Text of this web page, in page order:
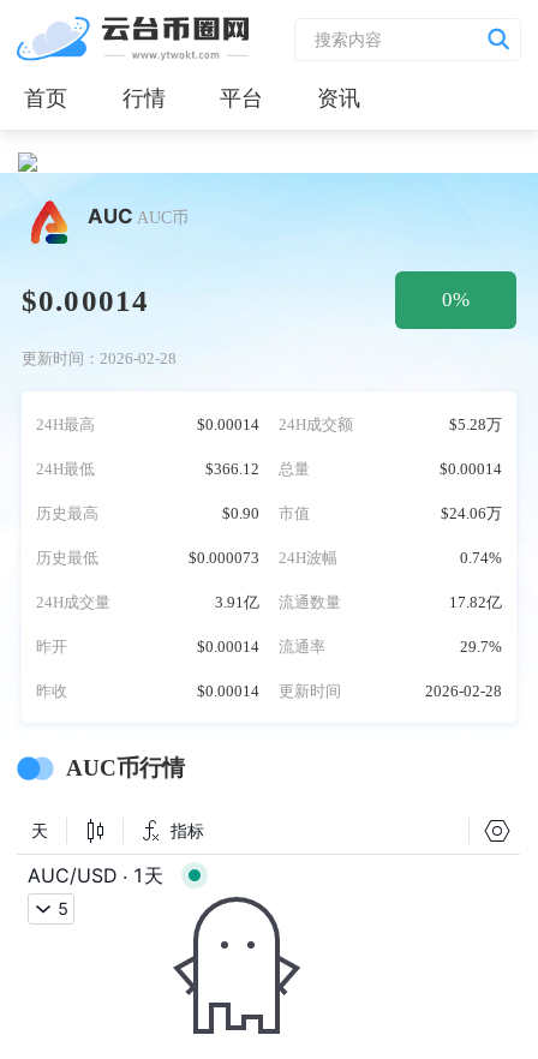
首页 行情 平台 资讯
AUC AUC币
$0.00014 0%
更新时间：2026-02-28
24H最高 $0.00014 24H成交额 $5.28万
24H最低 $366.12 总量 $0.00014
历史最高 $0.90 市值 $24.06万
历史最低 $0.000073 24H波幅 0.74%
24H成交量 3.91亿 流通数量 17.82亿
昨开 $0.00014 流通率 29.7%
昨收 $0.00014 更新时间 2026-02-28
AUC币行情